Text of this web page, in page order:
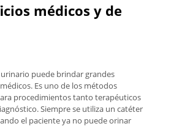
médicos y de
puede brindar grandes
Es uno de los métodos
procedimientos tanto terapéuticos
Siempre se utiliza un catéter
el paciente ya no puede orinar